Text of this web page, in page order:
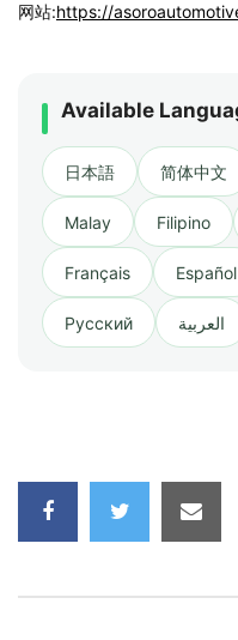
网站:https://
Available
日本語 简体中文
Malay Filipino
Français Español
Русский العربية